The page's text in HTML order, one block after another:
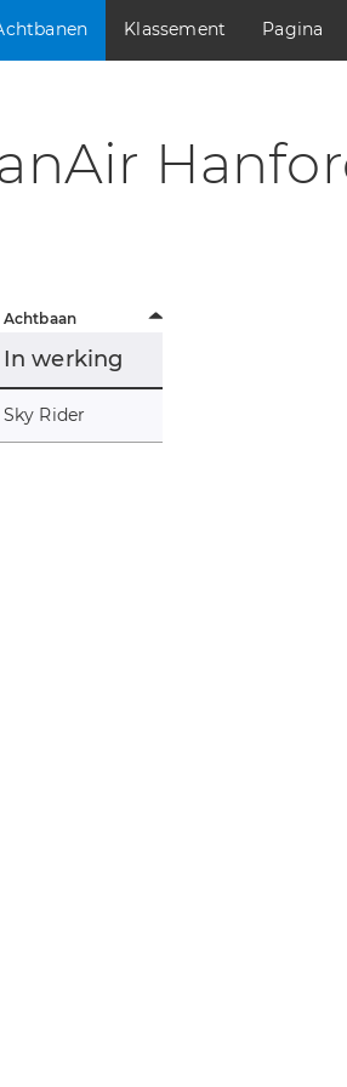
Klassement Pagina
Achtbaan
In werking
Sky Rider